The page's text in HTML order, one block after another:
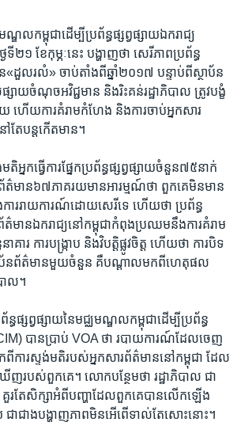
ល​កម្ពុជា​ដើម្បី​ប្រព័ន្ធ​ផ្សព្វ​ផ្សាយ​ឯករាជ្យ​
២១​ ​ខែកុម្ភៈនេះ​ ​បង្ហាញ​ថា​ ​សេរីភាព​ប្រព័ន្ធ​
ន«ដួលរលំ»​ ​ចាប់​តាំង​ពី​ឆ្នាំ​២០១៧​ ​បន្ទាប់​ពី​ស្ថាប័ន​
យ​ចំណុច​អវិជ្ជមាន​ ​និង​រិះគន់​រដ្ឋាភិបាល​ ​ត្រូវ​បង្ខំ​
ហើយ​ការ​គំរាម​កំហែង​ ​និង​ការ​ចាប់​អ្នក​សារ​
តែ​បន្ត​កើត​មាន។​
នក​ធ្វើ​ការផ្នែក​ប្រព័ន្ធ​ផ្សព្វ​ផ្សាយ​ចំនួន​៧៥​នាក់​
ព័ត៌មាន​៦៧​ភាគ​រយ​មាន​អារម្មណ៍​ថា​ ​ពួកគេ​មិន​មាន​
ារ​រាយ​ការណ៍​ដោយ​សេរី​ទេ​ ​ហើយ​ថា​ ​ប្រព័ន្ធ​
ត៌មាន​ឯករាជ្យ​នៅ​កម្ពុជា​កំពុង​ប្រឈម​នឹង​ការ​គំរាម​
គារ​ ​ការ​បង្រ្កាប​ ​និង​វិបត្តិ​ផ្លូវ​ចិត្ត​ ​ហើយថា​ ​ការ​បិទ​
ថាប័ន​ព័ត៌មាន​មួយ​ចំនួន​ ​គឺ​បណ្តាល​មកពីហេតុ​ផល​
ាល។​
សព្វផ្សាយ​នៃ​មជ្ឈមណ្ឌល​កម្ពុជា​ដើម្បី​ប្រព័ន្ធ​
បាន​ប្រាប់​ ​VOA​ ​ថា​ ​របាយការណ៍​ដែល​ចេញ​
ារ​ស្ទង់​មតិរបស់​អ្នក​សារ​ព័ត៌មាន​នៅ​កម្ពុជា​ ​ដែល​
ញ​របស់​ពួកគេ។​ ​លោកបន្ថែម​ថា​ ​រដ្ឋា​ភិបាល ​ជា
តែ​សិក្សា​អំពី​បញ្ហា​ដែល​ពួកគេ​បាន​លើក​ឡើង​
ាជាងបង្ហាញ​ភាព​មិន​អើពើ​ទាល់​តែ​សោះ​នោះ។